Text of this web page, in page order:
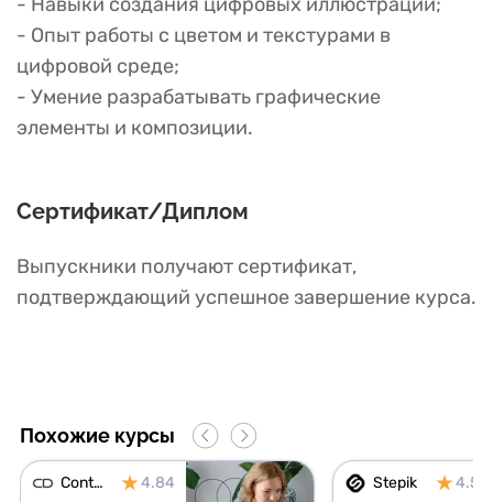
- Опыт работы с цветом и текстурами в
цифровой среде;
- Умение разрабатывать графические
элементы и композиции.
Сертификат/Диплом
Выпускники получают сертификат,
подтверждающий успешное завершение курса.
Похожие курсы
Contented 4.84 Stepik 4.56